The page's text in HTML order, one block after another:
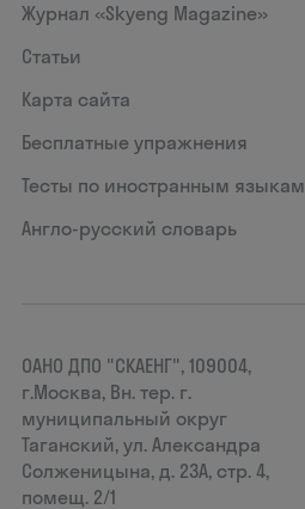
Журнал «Skyeng Magazine»
Статьи
Карта сайта
Бесплатные упражнения
Тесты по иностранным языкам
Англо-русский словарь
ОАНО ДПО "СКАЕНГ", 109004,
г.Москва, Вн. тер. г.
муниципальный округ
Таганский, ул. Александра
Солженицына, д. 23А, стр. 4,
помещ. 2/1